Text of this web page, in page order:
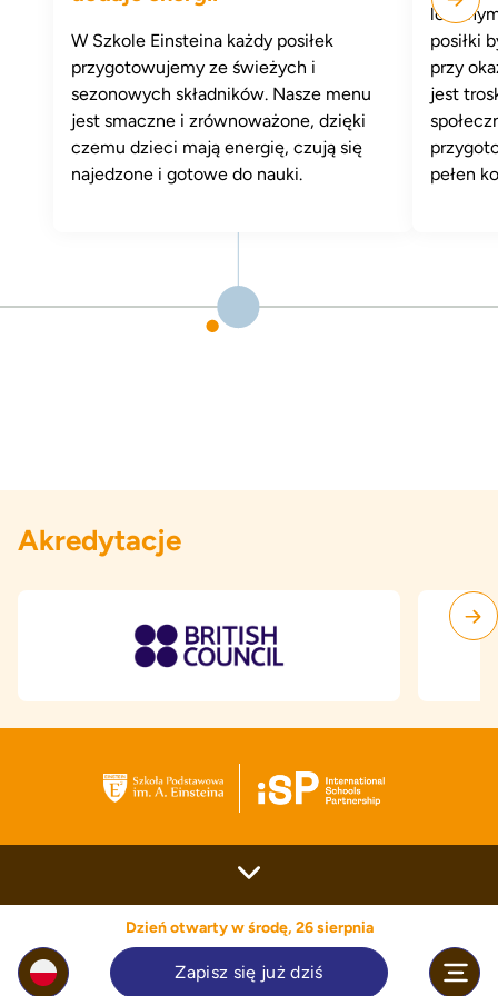
Dzień otwarty w środę, 26 sierpnia
Zapisz się już dziś
W Szkole Einsteina każdy posiłek
przygotowujemy ze świeżych i
sezonowych składników. Nasze menu
jest smaczne i zrównoważone, dzięki
czemu dzieci mają energię, czują się
najedzone i gotowe do nauki.
posiłki
przy
jest
pełen
Akredytacje